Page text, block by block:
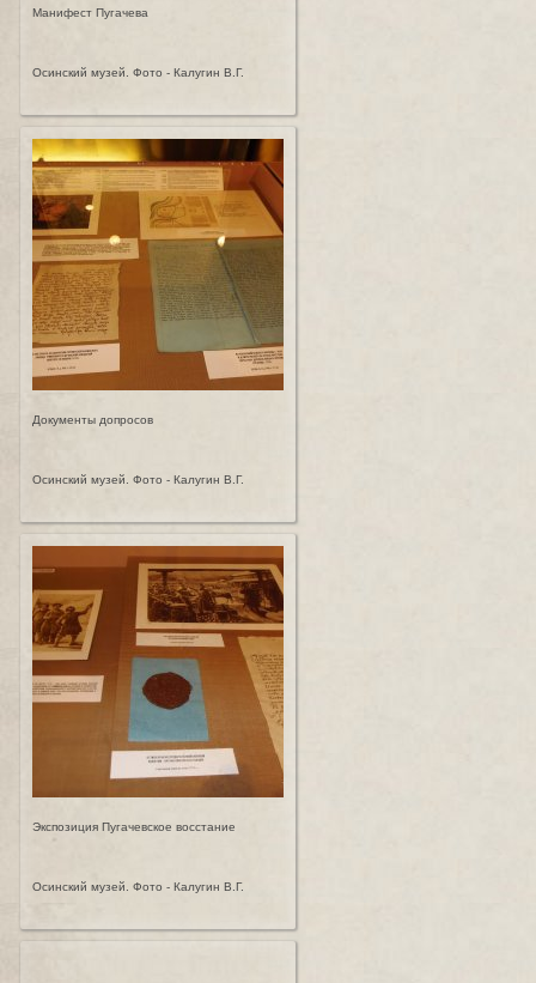
Манифест Пугачева
Осинский музей. Фото - Калугин В.Г.
Документы допросов
Осинский музей. Фото - Калугин В.Г.
Экспозиция Пугачевское восстание
Осинский музей. Фото - Калугин В.Г.